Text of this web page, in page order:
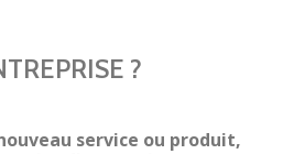
?
service ou produit,